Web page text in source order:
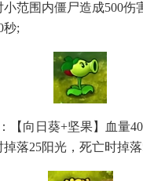
小范围内僵尸造成500伤
秒;
【向日葵+坚果】血量
掉落25阳光，死亡时掉